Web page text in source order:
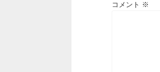
コメント ※